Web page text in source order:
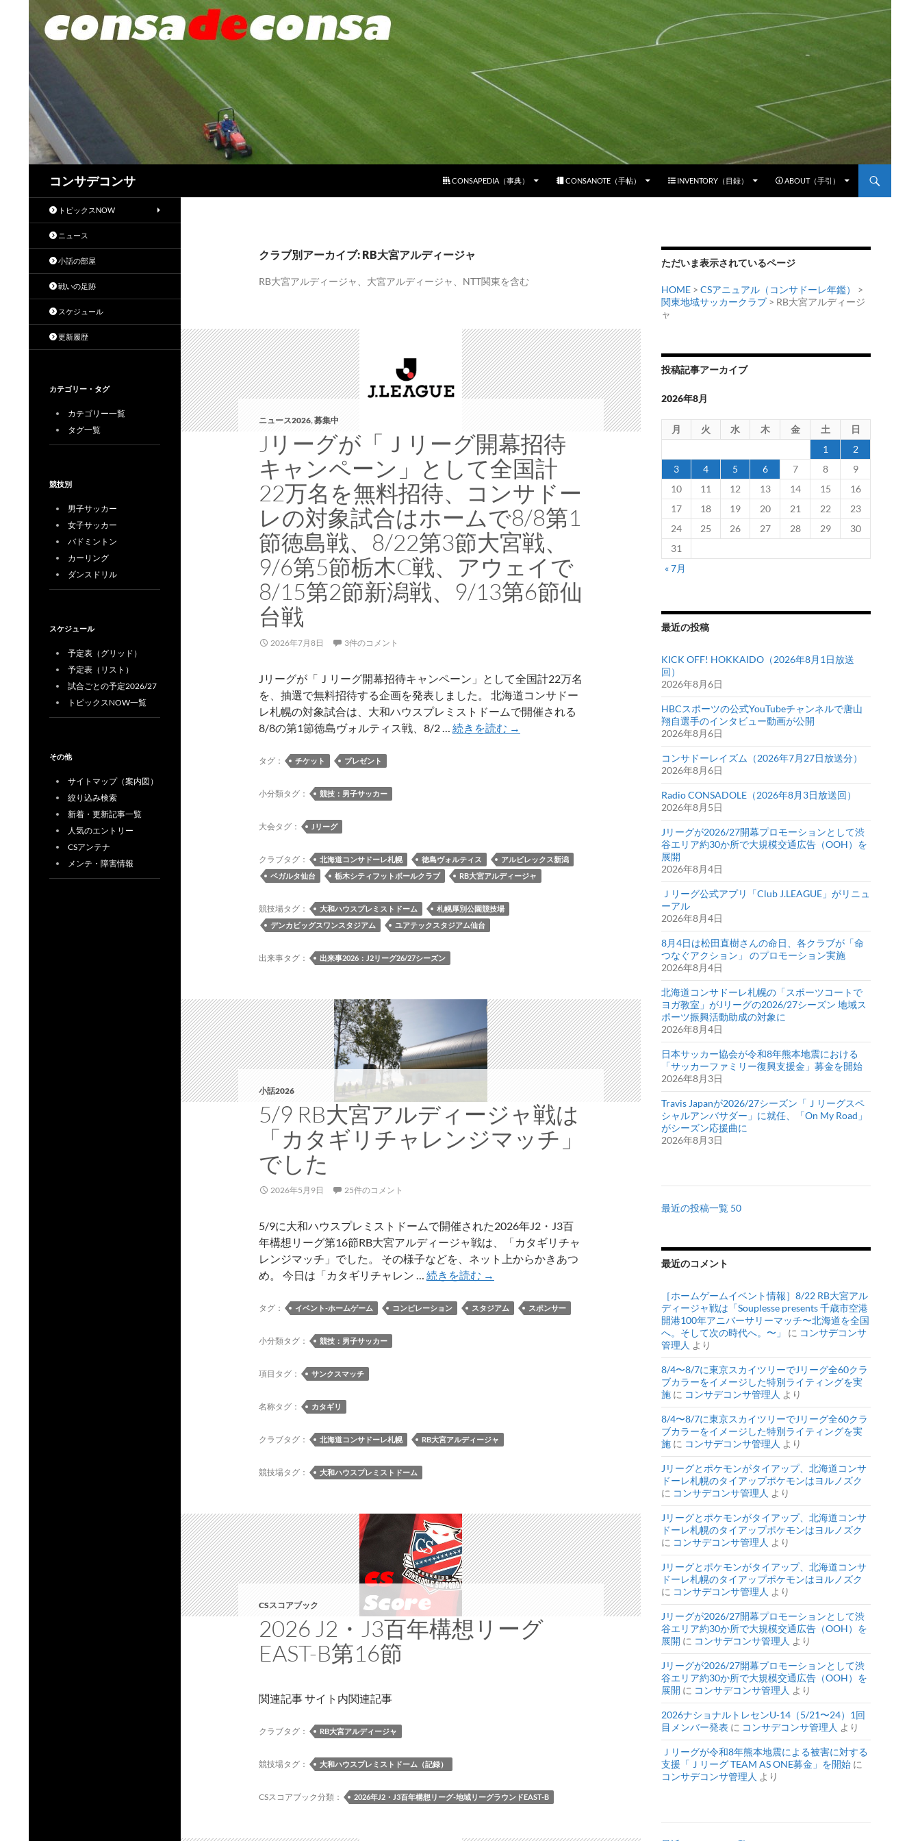
コンサデコンサ
CONSAPEDIA（事典）
CONSANOTE（手帖） INVENTORY（目録） ABOUT（手引）
クラブ別アーカイブ: RB大宮アルディージャ
RB大宮アルディージャ、大宮アルディージャ、NTT関東を含む
ニュース2026,募集中
Jリーグが「Ｊリーグ開幕招待
キャンペーン」として全国計
22万名を無料招待、コンサドー
レの対象試合はホームで8/8第1
節徳島戦、8/22第3節大宮戦、
9/6第5節栃木C戦、アウェイで
8/15第2節新潟戦、9/13第6節仙
台戦
2026年7月8日 3件のコメント
Jリーグが「Ｊリーグ開幕招待キャンペーン」として全国計22万名
を、抽選で無料招待する企画を発表しました。 北海道コンサドー
レ札幌の対象試合は、大和ハウスプレミストドームで開催される
8/8の第1節徳島ヴォルティス戦、8/2 … 続きを読む J
グ
開
ー
ン」
と
し
て
計
22
料
招
待、
コ
サ
ド
で
8/8
第
1
節
戦、
5
→
タグ： チケット プレゼント
小分類タグ： 競技：男子サッカー
大会タグ： Jリーグ
クラブタグ： 北海道コンサドーレ札幌 徳島ヴォルティス
アルビレックス新潟
ベガルタ仙台
栃木シティフットボールクラブ RB大宮アルディージャ
競技場タグ： 大和ハウスプレミストドーム
札幌厚別公園競技場
デンカビッグスワンスタジアム
ユアテックスタジアム仙台
出来事タグ： 出来事2026：J2リーグ26/27シーズン
小話2026
5/9 RB大宮アルディージャ戦は
「カタギリチャレンジマッチ」
でした
2026年5月9日 25件のコメント
5/9に大和ハウスプレミストドームで開催された2026年J2・J3百
年構想リーグ第16節RB大宮アルディージャ戦は、「カタギリチャ
レンジマッチ」でした。 その様子などを、ネット上からかきあつ
め。 今日は「カタギリチャレン … 続きを読む 5/9
大
ャ
ギ
リ
チ
ャ
レ
ジ
マ
→
タグ： イベント-ホームゲーム コンピレーション スタジアム スポンサー
小分類タグ： 競技：男子サッカー
項目タグ： サンクスマッチ
名称タグ： カタギリ
クラブタグ： 北海道コンサドーレ札幌 RB大宮アルディージャ
競技場タグ： 大和ハウスプレミストドーム
CSスコアブック
2026 J2・J3百年構想リーグ
EAST-B第16節
関連記事 サイト内関連記事
クラブタグ： RB大宮アルディージャ
競技場タグ： 大和ハウスプレミストドーム（記録）
CSスコアブック分類： 2026年J2・J3百年構想リーグ-地域リーグラウンドEAST-B
ただいま表示されているページ
HOME > CSアニュアル（コンサドーレ年鑑）
>
関東地域サッカークラブ > RB大宮アルディージ
ャ
投稿記事アーカイブ
2026年8月
月 火 水 木 金 土
日
1
2
3
4 5 6 7 8
9
10
11 12 13 14 15
16
17
18 19 20 21 22
23
24
25 26 27 28 29
30
31
« 7月
最近の投稿
KICK OFF! HOKKAIDO（2026年8月1日放送
回）
2026年8月6日
HBCスポーツの公式YouTubeチャンネルで唐山
翔自選手のインタビュー動画が公開
2026年8月6日
コンサドーレイズム（2026年7月27日放送分）
2026年8月6日
Radio CONSADOLE（2026年8月3日放送回）
2026年8月5日
Jリーグが2026/27開幕プロモーションとして渋
谷エリア約30か所で大規模交通広告（OOH）を
展開
2026年8月4日
Ｊリーグ公式アプリ「Club J.LEAGUE」がリニュ
ーアル
2026年8月4日
8月4日は松田直樹さんの命日、各クラブが「命
つなぐアクション」 のプロモーション実施
2026年8月4日
北海道コンサドーレ札幌の「スポーツコートで
ヨガ教室」がJリーグの2026/27シーズン 地域ス
ポーツ振興活動助成の対象に
2026年8月4日
日本サッカー協会が令和8年熊本地震における
「サッカーファミリー復興支援金」募金を開始
2026年8月3日
Travis Japanが2026/27シーズン「Ｊリーグスペ
シャルアンバサダー」に就任、「On My Road」
がシーズン応援曲に
2026年8月3日
最近の投稿一覧 50
最近のコメント
［ホームゲームイベント情報］8/22 RB大宮アル
ディージャ戦は「Souplesse presents 千歳市空港
開港100年アニバーサリーマッチ〜北海道を全国
へ。そして次の時代へ。〜」
に コンサデコンサ
管理人 より
8/4〜8/7に東京スカイツリーでJリーグ全60クラ
ブカラーをイメージした特別ライティングを実
施 に コンサデコンサ管理人 より
8/4〜8/7に東京スカイツリーでJリーグ全60クラ
ブカラーをイメージした特別ライティングを実
施 に コンサデコンサ管理人 より
Jリーグとポケモンがタイアップ、北海道コンサ
ドーレ札幌のタイアップポケモンはヨルノズク
に コンサデコンサ管理人 より
Jリーグとポケモンがタイアップ、北海道コンサ
ドーレ札幌のタイアップポケモンはヨルノズク
に コンサデコンサ管理人 より
Jリーグとポケモンがタイアップ、北海道コンサ
ドーレ札幌のタイアップポケモンはヨルノズク
に コンサデコンサ管理人 より
Jリーグが2026/27開幕プロモーションとして渋
谷エリア約30か所で大規模交通広告（OOH）を
展開 に コンサデコンサ管理人 より
Jリーグが2026/27開幕プロモーションとして渋
谷エリア約30か所で大規模交通広告（OOH）を
展開 に コンサデコンサ管理人 より
2026ナショナルトレセンU-14（5/21〜24）1回
目メンバー発表 に コンサデコンサ管理人 より
Ｊリーグが令和8年熊本地震による被害に対する
支援「Ｊリーグ TEAM AS ONE募金」を開始 に
コンサデコンサ管理人 より
トピックスNOW
ニュース
小話の部屋
戦いの足跡
スケジュール
更新履歴
カテゴリー・タグ
カテゴリー一覧
タグ一覧
競技別
男子サッカー
女子サッカー
バドミントン
カーリング
ダンスドリル
スケジュール
予定表（グリッド）
予定表（リスト）
試合ごとの予定2026/27
トピックスNOW一覧
その他
サイトマップ（案内図）
絞り込み検索
新着・更新記事一覧
人気のエントリー
CSアンテナ
メンテ・障害情報